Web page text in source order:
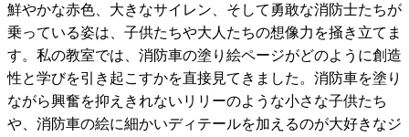
鮮やかな赤色、大きなサイレン、そして勇敢な消防士たちが
乗っている姿は、子供たちや大人たちの想像力を掻き立てま
す。私の教室では、消防車の塗り絵ページがどのように創造
性と学びを引き起こすかを直接見てきました。消防車を塗り
ながら興奮を抑えきれないリリーのような小さな子供たち
や、消防車の絵に細かいディテールを加えるのが大好きなジ